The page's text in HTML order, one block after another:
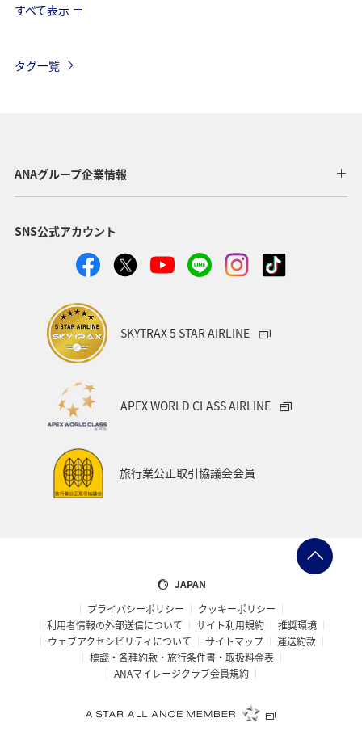
シンガポール
歴史・文化・芸術 ANA Mall ライフ 日常
ショッピング＆ライフ
ANAショッピング A-style ワイン ベルギー
スイス 夏
すべて表示
タグ一覧
ANAグループ企業情報
SNS公式アカウント
SKYTRAX 5 STAR AIRLINE
APEX WORLD CLASS AIRLINE
旅行業公正取引協議会会員
JAPAN
プライバシーポリシー
クッキーポリシー
利用者情報の外部送信について
サイト利用規約
推奨環境
ウェブアクセシビリティについて
サイトマップ
運送約款
標識・各種約款・旅行条件書・取扱料金表
ANAマイレージクラブ会員規約